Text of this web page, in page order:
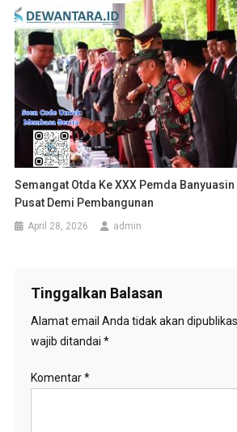
‎Semangat Otda Ke XXX Pemda
Pusat Demi Pembangunan
April 28, 2026 admin
Tinggalkan Balasan
Alamat email Anda tidak akan
wajib ditandai *
Komentar*